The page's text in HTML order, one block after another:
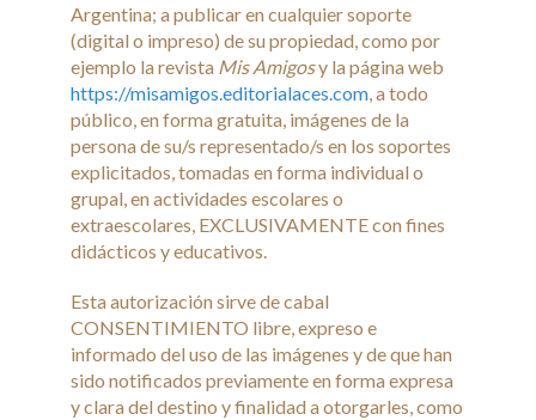
Argentina; a publicar en cualquier soporte
(digital o impreso) de su propiedad, como por
ejemplo la revista Mis Amigosy la página web
https://misamigos.editorialaces.com, a todo
público, en forma gratuita, imágenes de la
persona de su/s representado/s en los soportes
explicitados, tomadas en forma individual o
grupal, en actividades escolares o
extraescolares, EXCLUSIVAMENTE con fines
didácticos y educativos.
Esta autorización sirve de cabal
CONSENTIMIENTO libre, expreso e
informado del uso de las imágenes y de que han
sido notificados previamente en forma expresa
y clara del destino y finalidad a otorgarles, como